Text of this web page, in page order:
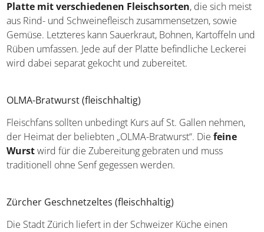
Die Berner Platte ist vorwiegend, wie der Name schon
sagt, im Schweizer Kanton Bern verbreitet, kommt aber
auch in anderen Regionen mittlerweile auf den Tisch. Es
ist einePlatte mit verschiedenen Fleischsorten, die
sich meist aus Rind- und Schweinefleisch
auf der Platte befindliche Leckerei wird dabei separat
gekocht und zubereitet.
OLMA-Bratwurst (fleischhaltig)
Wurstwird für die Zubereitung gebraten und muss
traditionell ohne Senf gegessen werden.